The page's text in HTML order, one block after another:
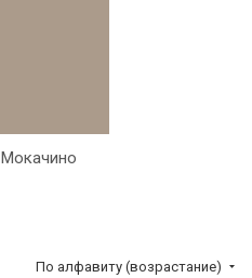
Мокачино
По алфавиту (возрастание)